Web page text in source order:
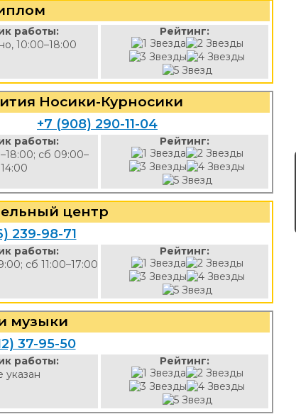
работы:
10:00–18:00
Рейтинг:
Носики-Курносики
+7 (908) 290-11-04
работы:
сб 09:00–
14:00
Рейтинг:
центр
239-98-71
работы:
сб 11:00–17:00
Рейтинг:
музыки
37-95-50
работы:
указан
Рейтинг: